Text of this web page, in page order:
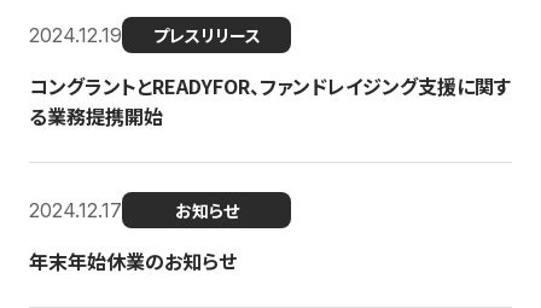
2024.12.19 プレスリリース
コングラントとREADYFOR、ファンドレイジング支援に関す
る業務提携開始
2024.12.17 お知らせ
年末年始休業のお知らせ